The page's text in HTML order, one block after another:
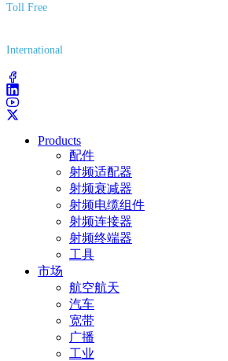
Toll Free
International
Products
配件
射频适配器
射频衰减器
射频电缆组件
射频连接器
射频终端器
工具
市场
航空航天
汽车
宽带
广播
工业